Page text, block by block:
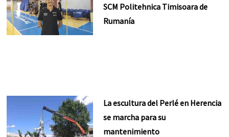
SCM Politehnica Timisoara de
Rumanía
La escultura del Perlé en Herencia
se marcha para su
mantenimiento